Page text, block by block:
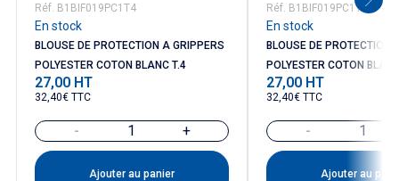
Réf. B1BIF019PC1T4
En stock
BLOUSE DE PROTECTION A GRIPPERS
POLYESTER COTON BLANC T.4
Prix
27,00 HT
32,40€ TTC
- +
Ajouter au panier
Réf. B1BIF019PC1T3
En stock
BLOUSE DE PROTECTION
POLYESTER COTON
Prix
27,00 HT
32,40€ TTC
-
Ajouter au